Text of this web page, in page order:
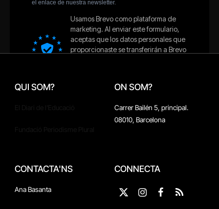
QUI SOM? ON SOM?
Carrer Bailén 5, principal.
08010, Barcelona
CONTACTA'NS
Ana Basanta
CONNECTA
X
InstagramFacebook
RSS